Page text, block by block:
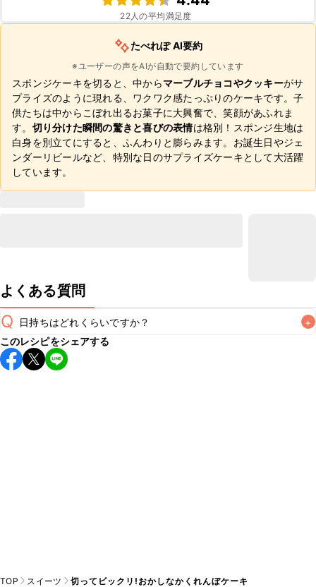
22人の平均満足度
たべれぽ AI要約
※ユーザーの声をAIが自動で要約しています
スポンジケーキを切ると、中からマーブルチョコやクッキーがサ
プライズのように現れる、ワクワク感たっぷりのケーキです。子
供たちは中からこぼれ出るお菓子に大興奮で、笑顔があふれま
す。 切り分けた瞬間の驚きと喜びの表情は格別！スポンジ生地は
白身を別立てにすると、ふんわりと膨らみます。お誕生日やジェ
ンダーリビールなど、特別な日のサプライズケーキとして大活躍
しています。
よくある質問
Q 日持ちはどれくらいですか？ +
保存期間は冷蔵で当日中が目安です。なるべくお早めにお召
し上がりください。
このレシピをシェアする
TOP スイーツ 切ってビックリ!おかしなかくれんぼケーキ